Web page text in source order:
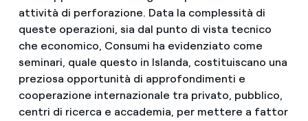
attività di perforazione. Data la complessità di
queste operazioni, sia dal punto di vista tecnico
che economico, Consumi ha evidenziato come
seminari, quale questo in Islanda, costituiscano una
preziosa opportunità di approfondimenti e
cooperazione internazionale tra privato, pubblico,
centri di ricerca e accademia, per mettere a fattor